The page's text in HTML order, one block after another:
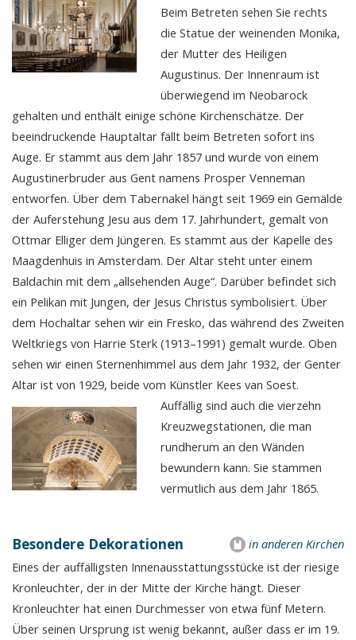
Beim Betreten sehen Sie rechts
die Statue der weinenden Monika,
der Mutter des Heiligen
Augustinus. Der Innenraum ist
überwiegend im Neobarock
gehalten und enthält einige schöne Kirchenschätze. Der
beeindruckende Hauptaltar fällt beim Betreten sofort ins
Auge. Er stammt aus dem Jahr 1857 und wurde von einem
Augustinerbruder aus Gent namens Prosper Venneman
entworfen. Über dem Tabernakel hängt seit 1969 ein Gemälde
der Auferstehung Jesu aus dem 17. Jahrhundert, gemalt von
Ottmar Elliger dem Jüngeren. Es stammt aus der Kapelle des
Maagdenhuis in Amsterdam. Der Altar steht unter einem
Baldachin mit dem „allsehenden Auge“. Darüber befindet sich
ein Pelikan mit Jungen, der Jesus Christus symbolisiert. Über
dem Hochaltar sehen wir ein Fresko, das während des Zweiten
Weltkriegs von Harrie Sterk (1913–1991) gemalt wurde. Oben
sehen wir einen Sternenhimmel aus dem Jahr 1932, der Genter
Altar ist von 1929, beide vom Künstler Kees van Soest.
Auffällig sind auch die vierzehn
Kreuzwegstationen, die man
rundherum an den Wänden
bewundern kann. Sie stammen
vermutlich aus dem Jahr 1865.
in anderen Kirchen
Besondere Dekorationen
Eines der auffälligsten Innenausstattungsstücke ist der riesige
Kronleuchter, der in der Mitte der Kirche hängt. Dieser
Kronleuchter hat einen Durchmesser von etwa fünf Metern.
Über seinen Ursprung ist wenig bekannt, außer dass er im 19.